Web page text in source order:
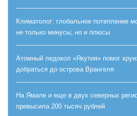
Климатолог: глобальное потепление
не только минусы, но и плюсы
Атомный ледокол «Якутия» помог
добраться до острова Врангеля
На Ямале и еще в двух северных
превысила 200 тысяч рублей